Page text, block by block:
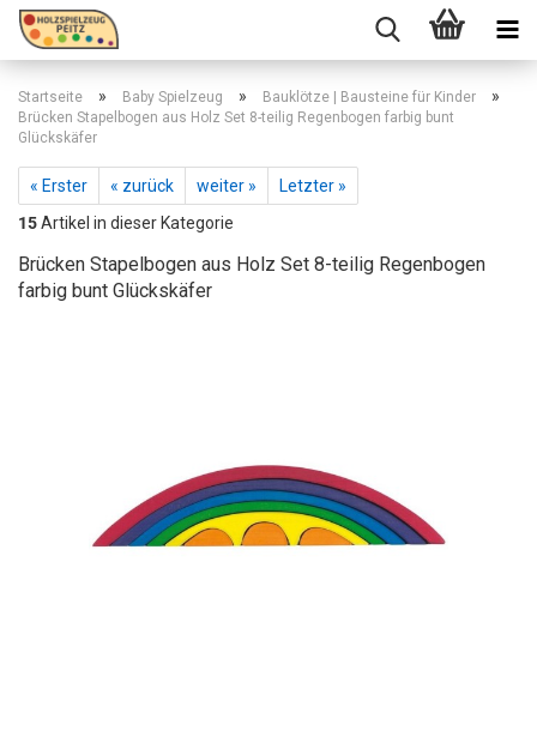
Startseite » Baby Spielzeug » Bauklötze | Bausteine für Kinder »
Brücken Stapelbogen aus Holz Set 8-teilig Regenbogen farbig bunt
Glückskäfer
« Erster « zurück weiter »
Letzter »
15Artikel in dieser Kategorie
Brücken Stapelbogen aus Holz Set 8-teilig Regenbogen
farbig bunt Glückskäfer